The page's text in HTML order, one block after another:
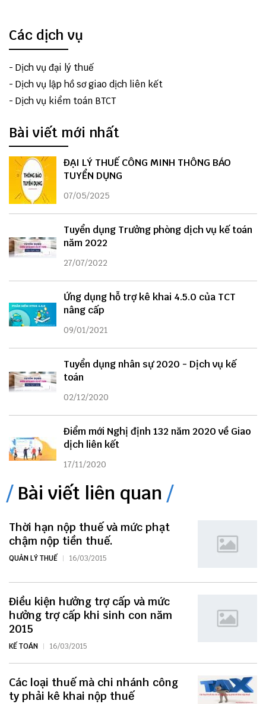
Các dịch vụ
- Dịch vụ đại lý thuế
- Dịch vụ lập hồ sơ giao dịch liên kết
- Dịch vụ kiểm toán BTCT
Bài viết mới nhất
ĐẠI LÝ THUẾ CÔNG MINH THÔNG BÁO
TUYỂN DỤNG
07/05/2025
Tuyển dụng Trưởng phòng dịch vụ kế toán
năm 2022
27/07/2022
Ứng dụng hỗ trợ kê khai 4.5.0 của TCT
nâng cấp
09/01/2021
Tuyển dụng nhân sự 2020 - Dịch vụ kế
toán
02/12/2020
Điểm mới Nghị định 132 năm 2020 về Giao
dịch liên kết
17/11/2020
Bài viết liên quan
Thời hạn nộp thuế và mức phạt
chậm nộp tiền thuế.
QUẢN LÝ THUẾ 16/03/2015
Điều kiện hưởng trợ cấp và mức
hưởng trợ cấp khi sinh con năm
2015
KẾ TOÁN 16/03/2015
Các loại thuế mà chi nhánh công
ty phải kê khai nộp thuế